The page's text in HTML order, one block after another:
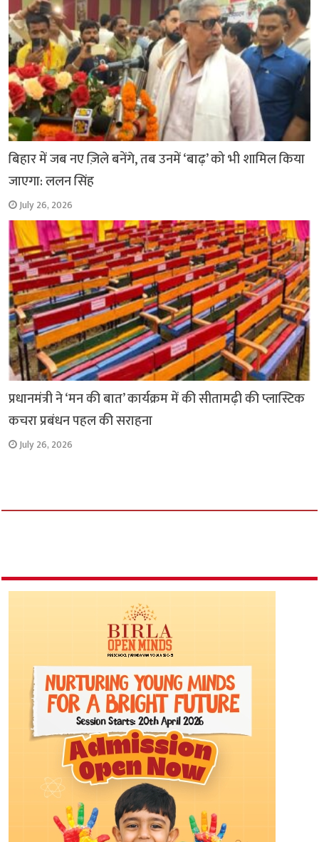
बिहार में जब नए ज़िले बनेंगे, तब उनमें ‘बाढ़’ को भी शामिल किया
जाएगा: ललन सिंह
July 26, 2026
प्रधानमंत्री ने ‘मन की बात’ कार्यक्रम में की सीतामढ़ी की प्लास्टिक
कचरा प्रबंधन पहल की सराहना
July 26, 2026